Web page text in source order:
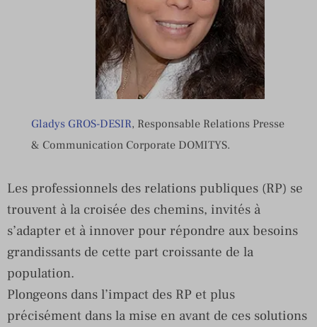
Gladys GROS-DESIR, Responsable Relations Presse
& Communication Corporate DOMITYS.
Les professionnels des relations publiques (RP) se
trouvent à la croisée des chemins, invités à
s’adapter et à innover pour répondre aux besoins
grandissants de cette part croissante de la
population.
Plongeons dans l’impact des RP et plus
précisément dans la mise en avant de ces solutions